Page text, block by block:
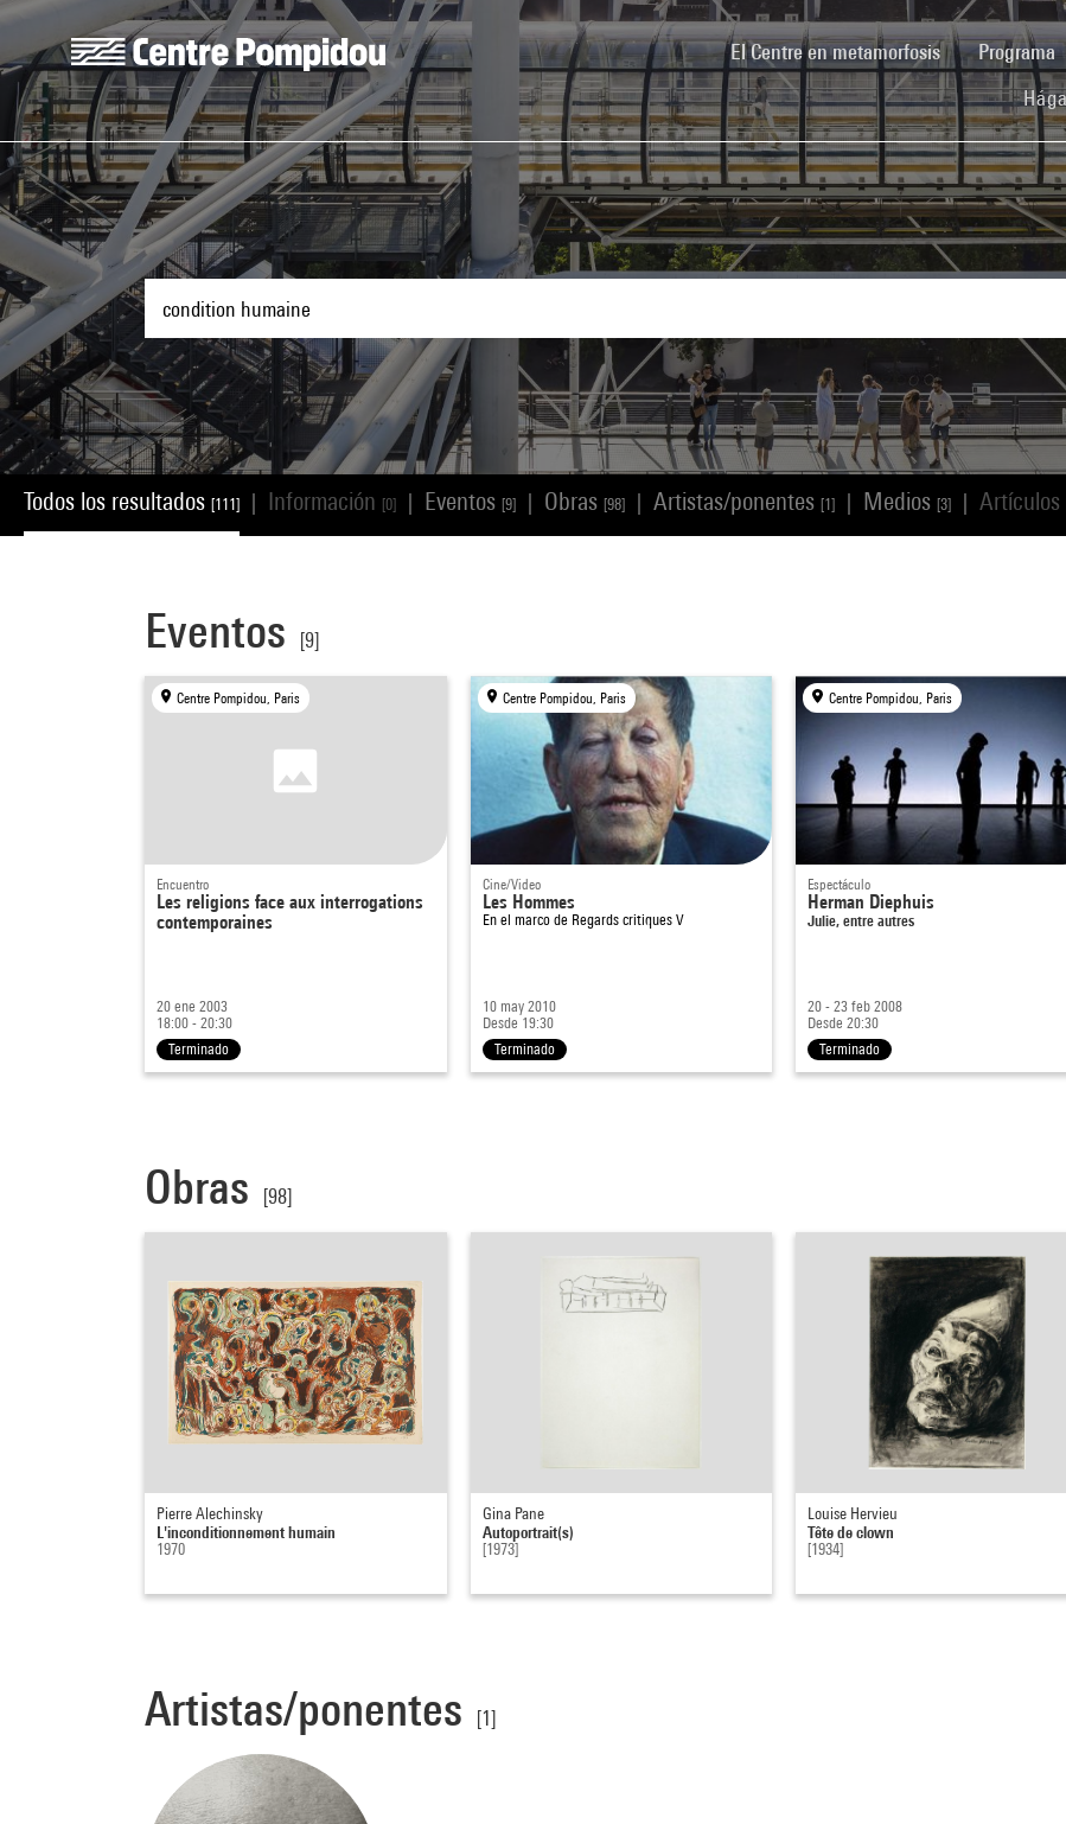
Skip to main content
Centre Pompidou
El Centre en metamorfosis(current)Programa
Todos los resultados [111] Información [0] Eventos [9] Obras [98] Artistas/ponentes [1] Medios [3] Artículos
Eventos [9]
Centre Pompidou, Paris
Encuentro
Les religions face aux interrogations
contemporaines
20 ene 2003
18:00 - 20:30
Terminado
Centre Pompidou, Paris
Cine/Video
Les Hommes
En el marco de Regards critiques V
10 may 2010
Desde 19:30
Terminado
Centre Pompidou, Paris
Espectáculo
Herman Diephuis
Julie, entre autres
20 - 23 feb 2008
Desde 20:30
Terminado
Obras [98]
Pierre Alechinsky
L'inconditionnement humain
1970
Gina Pane
Autoportrait(s)
[1973]
Louise Hervieu
Tête de clown
[1934]
Artistas/ponentes [1]